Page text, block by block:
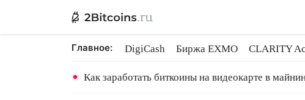
Главное: DigiCash Биржа EXMO CLARITY
Как заработать биткоины на видеокарте в